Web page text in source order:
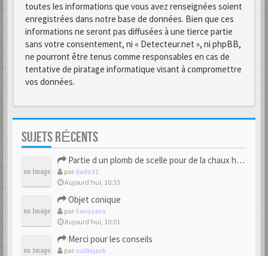
toutes les informations que vous avez renseignées soient
enregistrées dans notre base de données. Bien que ces
informations ne seront pas diffusées à une tierce partie
sans votre consentement, ni « Detecteur.net », ni phpBB,
ne pourront être tenus comme responsables en cas de
tentative de piratage informatique visant à compromettre
vos données.
SUJETS RÉCENTS
Partie d un plomb de scelle pour de la chaux hydraulique
par dado31
Aujourd’hui, 10:33
Objet conique
par Savosavo
Aujourd’hui, 10:01
Merci pour les conseils
par ouillejack